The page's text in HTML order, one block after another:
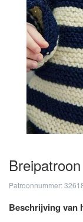
Patroonnummer:
Beschrijving van